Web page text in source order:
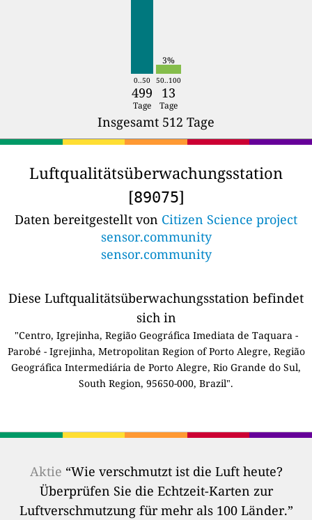
3%
0..50 50..100
499 13
Tage Tage
Insgesamt 512 Tage
Luftqualitätsüberwachungsstation
[89075]
Daten bereitgestellt von Citizen Science project
sensor.community
sensor.community
Diese Luftqualitätsüberwachungsstation befindet
sich in
"Centro, Igrejinha, Região Geográfica Imediata de Taquara -
Parobé - Igrejinha, Metropolitan Region of Porto Alegre, Região
Geográfica Intermediária de Porto Alegre, Rio Grande do Sul,
South Region, 95650-000, Brazil".
Aktie “Wie verschmutzt ist die Luft heute?
Überprüfen Sie die Echtzeit-Karten zur
Luftverschmutzung für mehr als 100 Länder.”